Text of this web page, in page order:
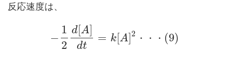
反応速度は、
−
1
2
d[A]
dt
= k[A]2 ・ ・ ・ (9)